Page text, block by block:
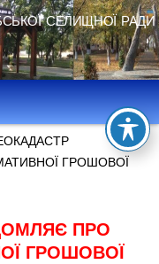
селищної ради
ГРОШОВОЇ
ПРО
ГРОШОВОЇ